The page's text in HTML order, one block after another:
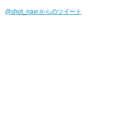
@shot_navi からのツイート